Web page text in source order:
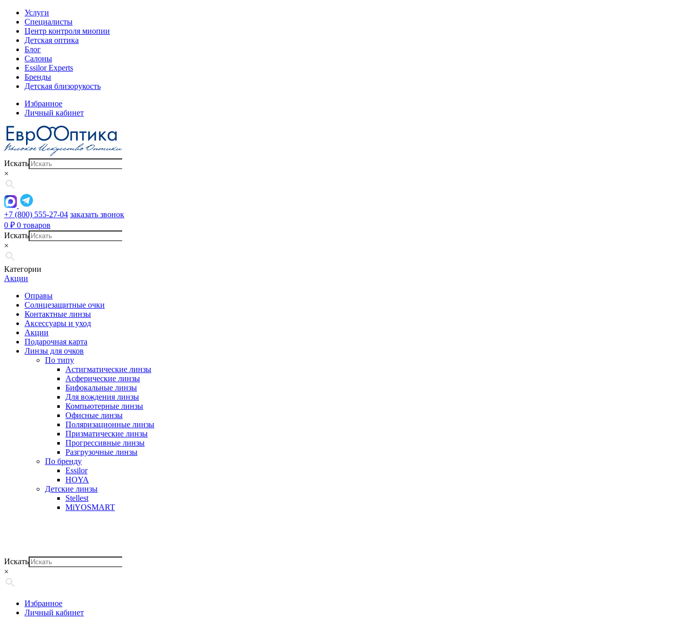
Услуги
Специалисты
Центр контроля миопии
Детская оптика
Блог
Салоны
Essilor Experts
Бренды
Детская близорукость
Избранное
Личный кабинет
Искать
×
+7 (800) 555-27-04 заказать звонок
0 ₽ 0 товаров
Искать
×
Категории
Акции
Оправы
Солнцезащитные очки
Контактные линзы
Аксессуары и уход
Акции
Подарочная карта
Линзы для очков
По типу
Астигматические линзы
Асферические линзы
Бифокальные линзы
Для вождения линзы
Компьютерные линзы
Офисные линзы
Поляризационные линзы
Призматические линзы
Прогрессивные линзы
Разгрузочные линзы
По бренду
Essilor
HOYA
Детские линзы
Stellest
MiYOSMART
Искать
×
Избранное
Личный кабинет